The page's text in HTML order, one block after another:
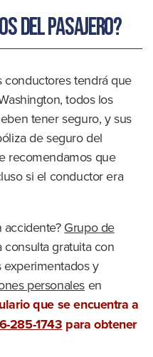
del pasajero?
tendrá que
todos los
tener seguro, y sus
de seguro del
recomendamos que
si el conductor era
accidente? Grupo de
gratuita con
experimentados y
personalesen
que se encuentra a
285-1743 para obtener